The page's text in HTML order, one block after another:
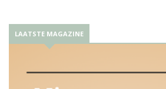
LAATSTE MAGAZINE